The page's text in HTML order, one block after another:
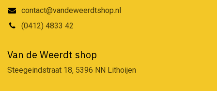
contact@vandeweerdtshop.nl
(0412) 4833 42
Van de Weerdt shop
Steegeindstraat 18, 5396 NN Lithoijen